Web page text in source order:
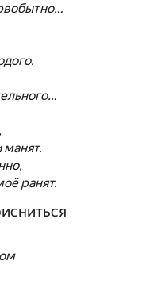
ранят.